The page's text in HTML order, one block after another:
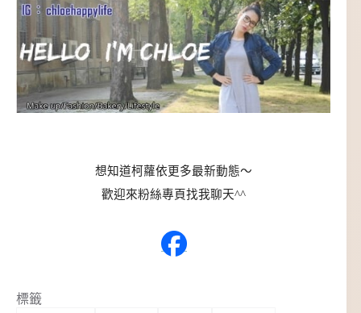
想知道柯蘿依更多最新動態～
歡迎來粉絲專頁找我聊天^^
標籤